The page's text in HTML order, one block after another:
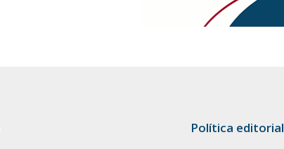
Política editorial